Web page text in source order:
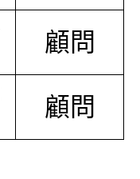
顧問
顧問